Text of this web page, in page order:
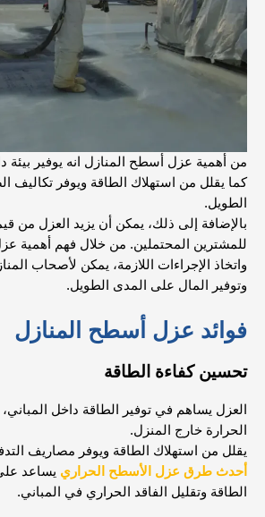
من أهمية عزل أسطح المنازل انه يوفير بيئة
كما يقلل من استهلاك الطاقة ويوفر تكاليف
الطويل.
بالإضافة إلى ذلك، يمكن أن يزيد العزل من
للمشترين المحتملين. من خلال فهم أهمية
واتخاذ الإجراءات اللازمة، يمكن لأصحاب
وتوفير المال على المدى الطويل.
فوائد عزل أسطح المنازل
تحسين كفاءة الطاقة
العزل يساهم في توفير الطاقة داخل
الحرارة خارج المنزل.
يقلل من استهلاك الطاقة ويوفر مصاريف
أحدث طرق عزل الأسطح الحراري يساعد
الطاقة وتقليل الفاقد الحراري في المباني.